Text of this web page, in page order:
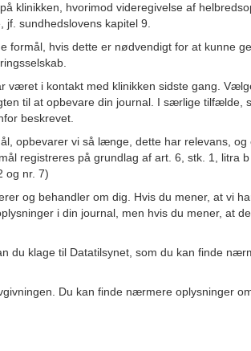
klinikken, hvorimod videregivelse af
sundhedslovens kapitel 9.
formål, hvis dette er nødvendigt for at kunne
været i kontakt med klinikken sidste gang.
til at opbevare din journal. I særlige tilfælde,
beskrevet.
opbevarer vi så længe, dette har relevans,
registreres på grundlag af art. 6, stk. 1, litra
og nr. 7)
og behandler om dig. Hvis du mener, at vi
i din journal, men hvis du mener, at
du klage til Datatilsynet, som du kan finde
Du kan finde nærmere oplysninger